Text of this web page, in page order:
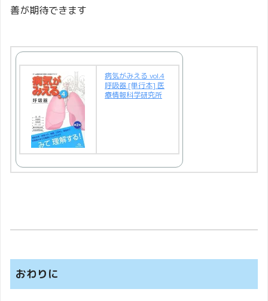
善が期待できます
病気がみえる vol.4
呼吸器 [単行本] 医
療情報科学研究所
おわりに